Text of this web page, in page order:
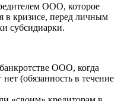
ООО, которое
в кризисе, перед личным
субсидиарки.
ООО, когда
(обязанность в течение